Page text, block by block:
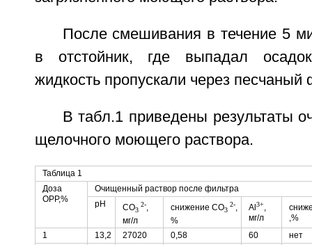
После смешивания в течение 5
в отстойник, где выпадал
жидкость пропускали через песчаный
В табл.1 приведены результаты
щелочного моющего раствора.
Таблица 1
Доза
ОРР,%
Очищенный раствор после фильтра
рН
СО3
2-,
мг/л
снижение СО3
2-,
%
Al 3+,
мг/л
,%
1
13,2 27020 0,58 60
нет